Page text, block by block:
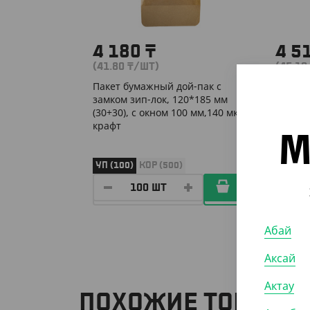
4 180 ₸
(41.80 ₸/ШТ)
Пакет бумажный дой-пак с
замком зип-лок, 120*185 мм
(30+30), с окном 100 мм,140 мкм,
крафт
УП (100) КОР (500)
4
(45.10
УП
ПОХОЖИЕ ТОВАРЫ
Абай
Аксай
Актау